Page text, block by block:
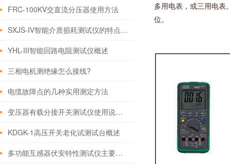
FRC-100KV交直流分压器使用方法
SXJS-IV智能介质损耗测试仪的特点及应用
YHL-III智能回路电阻测试仪概述
三相电机测绝缘怎么接线?
电缆故障点的几种实用测定方法
变压器有载分接开关测试仪使用说明测试方法
KDGK-1高压开关老化试测试台概述
多功能互感器伏安特性测试仪主要特征
多用电表，或三用电表
位。